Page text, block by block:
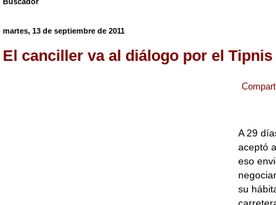
Buscador
martes, 13 de septiembre de 2011
El canciller va al diálogo por el
A 29
aceptó
eso
su